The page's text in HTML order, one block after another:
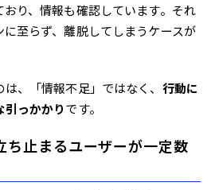
り、情報も確認しています。それ
至らず、離脱してしまうケースが
、「情報不足」ではなく、 行動に
っかかりです。
ち止まるユーザーが一定数